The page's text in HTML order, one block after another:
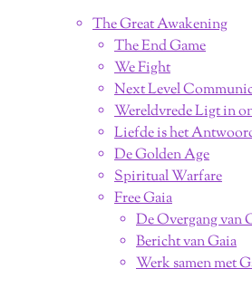
The Great Awakening
The End Game
We Fight
Next Level
Wereldvrede Ligt in
Liefde is het
De Golden Age
Spiritual Warfare
Free Gaia
De Overgang van
Bericht van Gaia
Werk samen met